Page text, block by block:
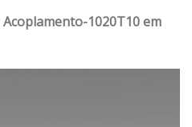
Acoplamento-1020T10 em